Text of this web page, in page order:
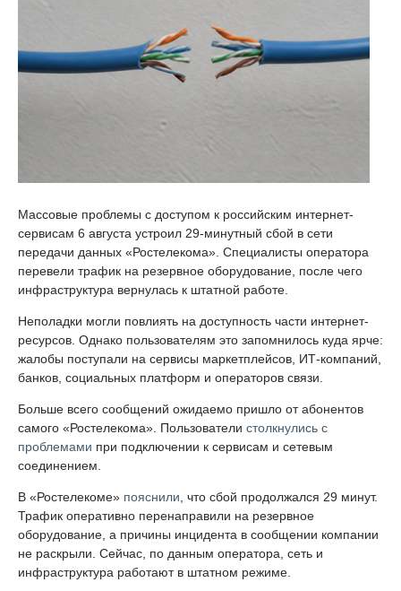
Массовые проблемы с доступом к российским интернет-
сервисам 6 августа устроил 29-минутный сбой в сети
передачи данных «Ростелекома». Специалисты оператора
перевели трафик на резервное оборудование, после чего
инфраструктура вернулась к штатной работе.
Неполадки могли повлиять на доступность части интернет-
ресурсов. Однако пользователям это запомнилось куда ярче:
жалобы поступали на сервисы маркетплейсов, ИТ-компаний,
банков, социальных платформ и операторов связи.
Больше всего сообщений ожидаемо пришло от абонентов
самого «Ростелекома». Пользователи столкнулись с
проблемами при подключении к сервисам и сетевым
соединением.
В «Ростелекоме» пояснили , что сбой продолжался 29 минут.
Трафик оперативно перенаправили на резервное
оборудование, а причины инцидента в сообщении компании
не раскрыли. Сейчас, по данным оператора, сеть и
инфраструктура работают в штатном режиме.